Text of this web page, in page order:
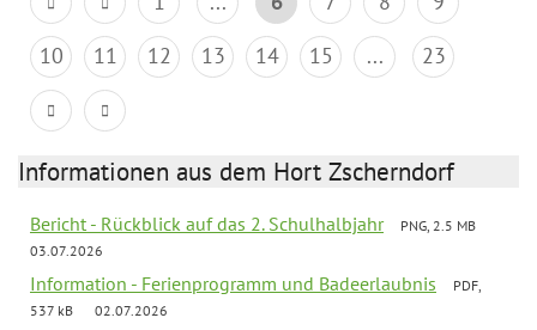
10
11 12 13 14 15 ... 23
Informationen aus dem Hort Zscherndorf
Bericht - Rückblick auf das 2. Schulhalbjahr
PNG, 2.5 MB
03.07.2026
Information - Ferienprogramm und Badeerlaubnis
PDF,
537 kB
02.07.2026